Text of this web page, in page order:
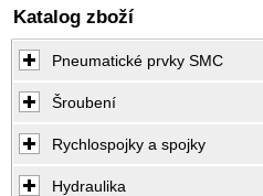
Katalog zboží
Pneumatické prvky SMC
Šroubení
Rychlospojky a spojky
Hydraulika